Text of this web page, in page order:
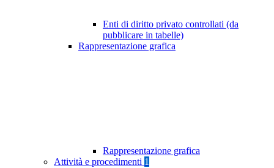
Enti di diritto privato controllati (da
pubblicare in tabelle)
Rappresentazione grafica
Rappresentazione grafica
Attività e procedimenti 1